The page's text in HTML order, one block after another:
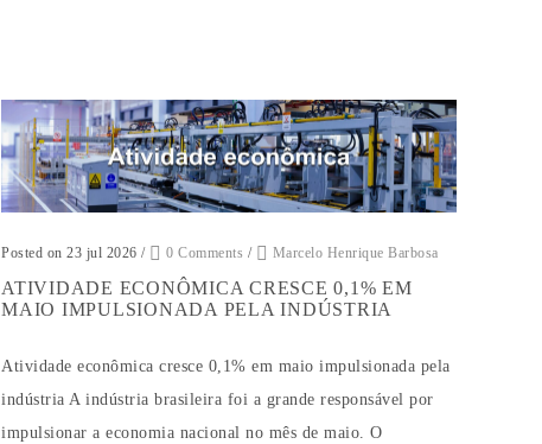
Posted on 23 jul 2026 / 0 Comments / Marcelo Henrique Barbosa
ATIVIDADE ECONÔMICA CRESCE 0,1% EM
MAIO IMPULSIONADA PELA INDÚSTRIA
Atividade econômica cresce 0,1% em maio impulsionada pela
indústria A indústria brasileira foi a grande responsável por
impulsionar a economia nacional no mês de maio. O